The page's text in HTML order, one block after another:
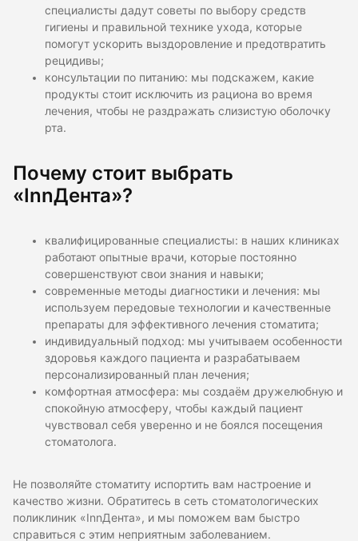
специалисты дадут советы по выбору средств
гигиены и правильной технике ухода, которые
помогут ускорить выздоровление и предотвратить
рецидивы;
консультации по питанию: мы подскажем, какие
продукты стоит исключить из рациона во время
лечения, чтобы не раздражать слизистую оболочку
рта.
Почему стоит выбрать
«InnДента»?
квалифицированные специалисты: в наших клиниках
работают опытные врачи, которые постоянно
совершенствуют свои знания и навыки;
современные методы диагностики и лечения: мы
используем передовые технологии и качественные
препараты для эффективного лечения стоматита;
индивидуальный подход: мы учитываем особенности
здоровья каждого пациента и разрабатываем
персонализированный план лечения;
комфортная атмосфера: мы создаём дружелюбную и
спокойную атмосферу, чтобы каждый пациент
чувствовал себя уверенно и не боялся посещения
стоматолога.
Не позволяйте стоматиту испортить вам настроение и
качество жизни. Обратитесь в сеть стоматологических
поликлиник «InnДента», и мы поможем вам быстро
справиться с этим неприятным заболеванием.